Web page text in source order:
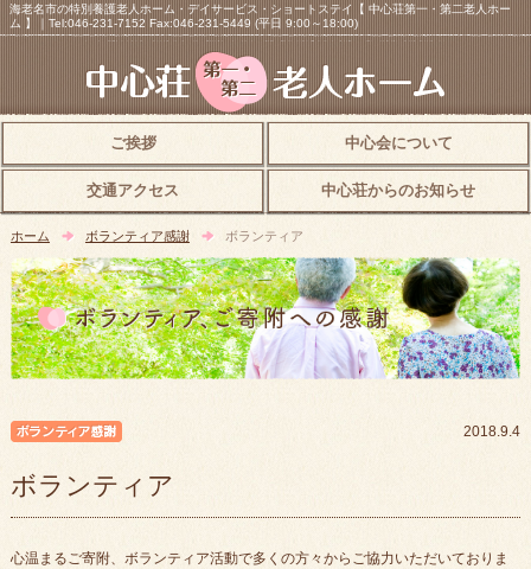
海老名市の特別養護老人ホーム・デイサービス・ショートステイ【 中心荘第一・第二老人ホー
ム 】｜Tel:046-231-7152 Fax:046-231-5449 (平日 9:00～18:00)
ご挨拶 中心会について
交通アクセス 中心荘からのお知らせ
ホーム ボランティア感謝 ボランティア
2018.9.4
ボランティア
心温まるご寄附、ボランティア活動で多くの方々からご協力いただいておりま